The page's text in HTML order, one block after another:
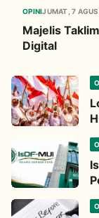
OPINIJUMAT, 7
Majelis
Digital